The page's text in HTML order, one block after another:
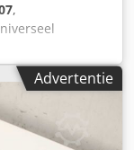
,
Sundstrand,
Atlantic
tpm -
kg
Advertentie